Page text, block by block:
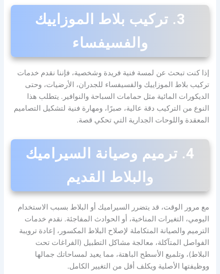
3. تركيب بلاط الموزاييك
والفسيفساء
إذا كنت تبحث عن لمسة فنية فريدة وشخصية، فإننا نقدم خدمات
تركيب بلاط الموزاييك والفسيفساء للجدران، الأرضيات، وحتى
الديكورات المائية مثل حمامات السباحة والنوافير. يتطلب هذا
النوع من التركيب دقة عالية، صبرًا، ومهارة فنية لتشكيل التصاميم
المعقدة واللوحات الجدارية التي تحكي قصة.
4. ترميم وصيانة السيراميك
والبلاط القديم
مع مرور الوقت، قد يتضرر السيراميك أو البلاط بسبب الاستخدام
اليومي، التغيرات المناخية، أو الحوادث المفاجئة. نقدم خدمات
الترميم والصيانة المتكاملة لإصلاح البلاط المكسور، إعادة ترويبة
الفواصل المتآكلة، معالجة مشاكل التطبيل (الفراغات تحت
البلاط)، وتلميع الأسطح الباهتة، مما يعيد لمساحاتك جمالها
ووظيفتها الأصلية ويكلف أقل من التغيير الكامل.